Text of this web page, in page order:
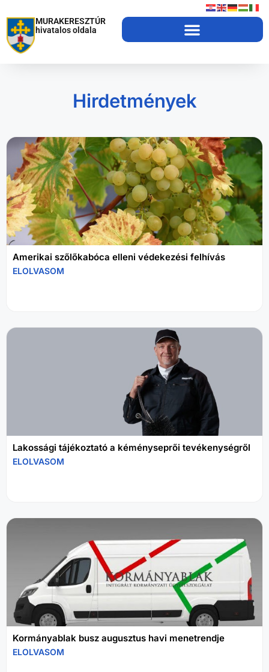
MURAKERESZTÚR
hivatalos oldala
Hirdetmények
Amerikai szőlőkabóca elleni védekezési felhívás
ELOLVASOM
Lakossági tájékoztató a kéményseprői tevékenységről
ELOLVASOM
Kormányablak busz augusztus havi menetrendje
ELOLVASOM